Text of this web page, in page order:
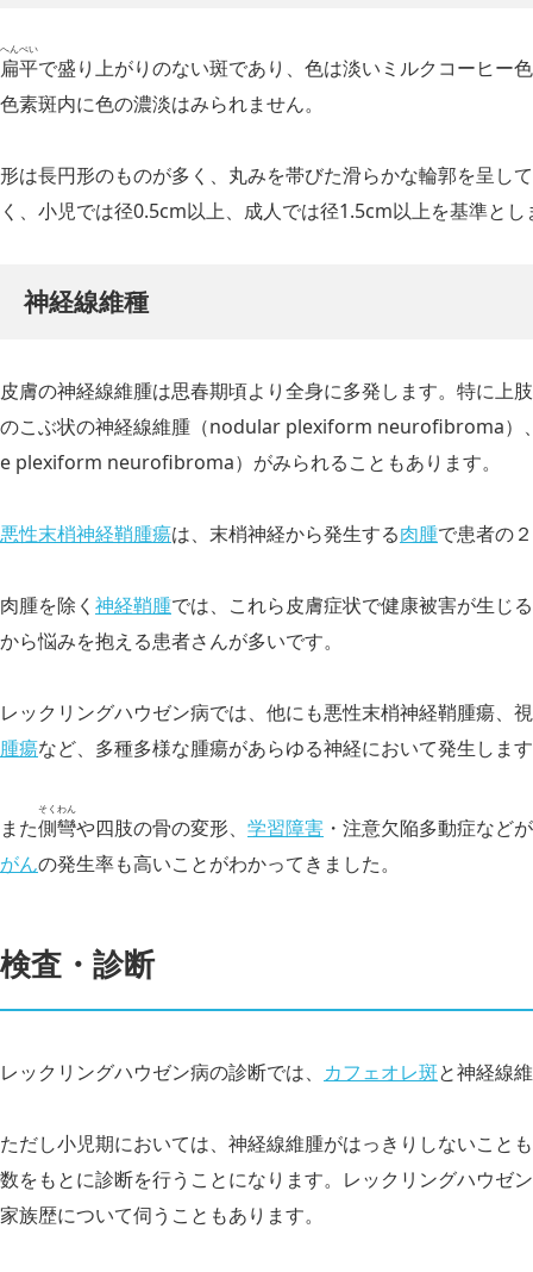
扁平
へんぺい
で盛り上がりのない斑であり、色は淡いミルクコーヒー
色素斑内に色の濃淡はみられません。
形は長円形のものが多く、丸みを帯びた滑らかな輪郭を呈し
く、小児では径0.5cm以上、成人では径1.5cm以上を基準とし
神経線維種
皮膚の神経線維腫は思春期頃より全身に多発します。特に上
のこぶ状の神経線維腫（nodular plexiform neurofibroma）
e plexiform neurofibroma）がみられることもあります。
悪性末梢神経鞘腫瘍は、末梢神経から発生する肉腫で患者の
肉腫を除く 神経鞘腫では、これら皮膚症状で健康被害が生じ
から悩みを抱える患者さんが多いです。
レックリングハウゼン病では、他にも悪性末梢神経鞘腫瘍、視
腫瘍など、多種多様な腫瘍があらゆる神経において発生しま
また側彎
そくわん
や四肢の骨の変形、 学習障害 ・注意欠陥多動症など
がんの発生率も高いことがわかってきました。
検査・診断
レックリングハウゼン病の診断では、 カフェオレ斑と神経線
ただし小児期においては、神経線維腫がはっきりしないこと
数をもとに診断を行うことになります。レックリングハウゼ
家族歴について伺うこともあります。